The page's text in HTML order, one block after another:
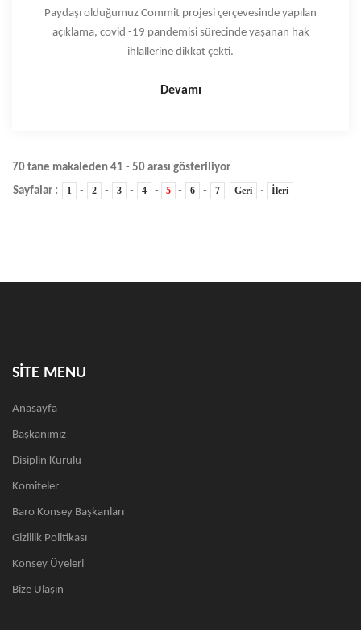
Paydaşı olduğumuz Commit projesi çerçevesinde yapılan
açıklama, covid -19 pandemisi sürecinde yaşanan hak
ihlallerine dikkat çekti.
Devamı
70 tane makaleden 41 - 50 arası gösteriliyor
Sayfalar :
1 - 2 - 3 - 4 - 5 - 6 - 7 Geri · İleri
SİTE MENU
Anasayfa
Başkanımız
Disiplin Kurulu
Komiteler
Baro Konsey Başkanları
Gizlilik Politikası
Konsey Üyeleri
Bize Ulaşın